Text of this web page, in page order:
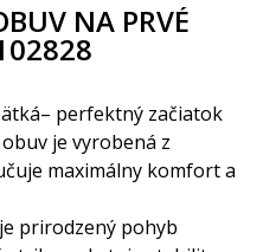
NA PRVÉ
perfektný začiatok
je vyrobená z
maximálny komfort a
prirodzený pohyb